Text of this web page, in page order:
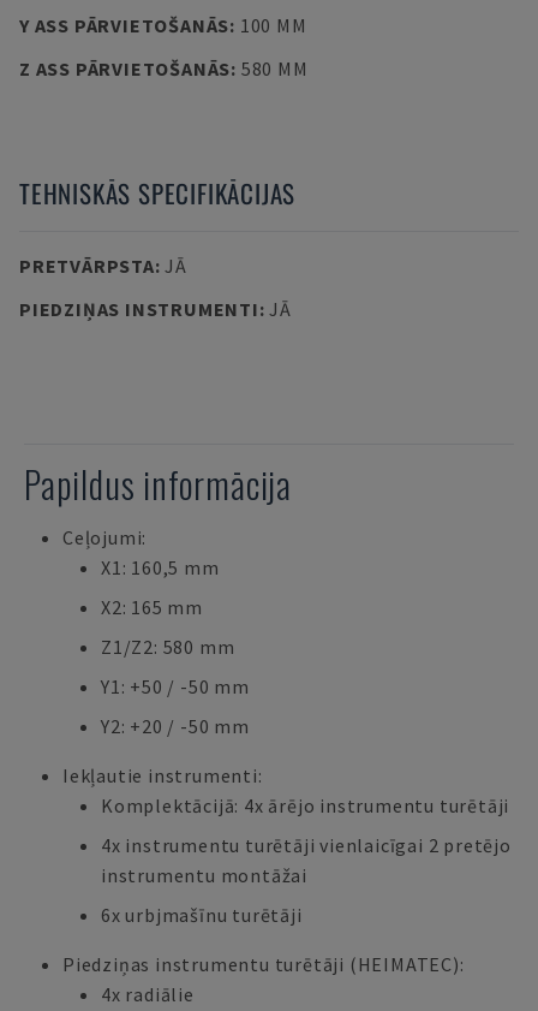
Y ASS PĀRVIETOŠANĀS: 100 MM
Z ASS PĀRVIETOŠANĀS: 580 MM
TEHNISKĀS SPECIFIKĀCIJAS
PRETVĀRPSTA:JĀ
PIEDZIŅAS INSTRUMENTI:JĀ
Papildus informācija
Ceļojumi:
X1: 160,5 mm
X2: 165 mm
Z1/Z2: 580 mm
Y1: +50 / -50 mm
Y2: +20 / -50 mm
Iekļautie instrumenti:
Komplektācijā: 4x ārējo instrumentu turētāji
4x instrumentu turētāji vienlaicīgai 2 pretējo
instrumentu montāžai
6x urbjmašīnu turētāji
Piedziņas instrumentu turētāji (HEIMATEC):
4x radiālie